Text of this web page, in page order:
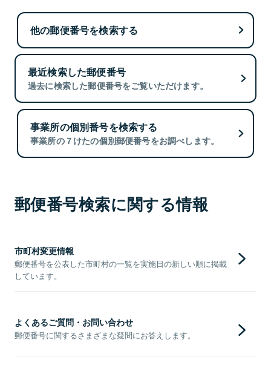
他の郵便番号を検索する
最近検索した郵便番号
過去に検索した郵便番号をご覧いただけます。
事業所の個別番号を検索する
事業所の７けたの個別郵便番号をお調べします。
郵便番号検索に関する情報
市町村変更情報
郵便番号を公表した市町村の一覧を実施日の新しい順に掲載
しています。
よくあるご質問・お問い合わせ
郵便番号に関するさまざまな疑問にお答えします。